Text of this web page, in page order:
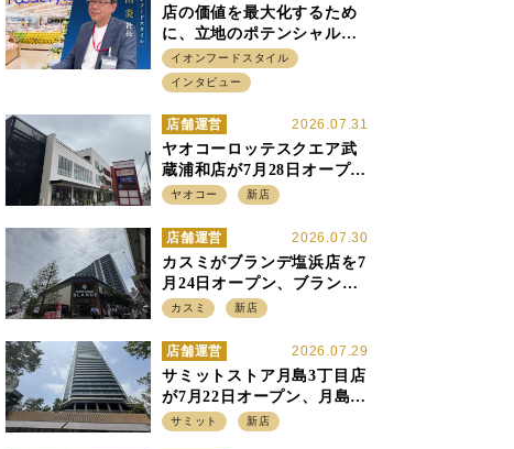
店の価値を最大化するため
に、立地のポテンシャルに
火をつける イオンフード
スタイル 平田 炎社長
イオンフードスタイル
インタビュー
2026.07.31
店舗運営
ヤオコーロッテスクエア武
蔵浦和店が7月28日オープ
ン、至近の惣菜繁盛店・武
すみ分け
ヤオコー 新店
2026.07.30
店舗運営
カスミがブランデ塩浜店を7
月24日オープン、ブランデ5
店目は生鮮、デリカ強化の
入れ
カスミ 新店
2026.07.29
店舗運営
サミットストア月島3丁目店
が7月22日オープン、月島の
58階建てタワーマンション1
サミット 新店